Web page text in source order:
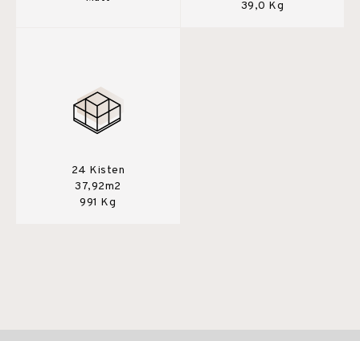
39,0 Kg
24 Kisten
37,92m2
991 Kg